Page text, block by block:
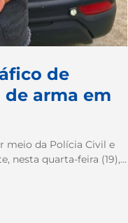
de
arma em
meio da Polícia Civil e
nesta quarta-feira (19),...